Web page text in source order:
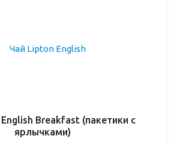
Breakfast (пакетики с
ярлычками)